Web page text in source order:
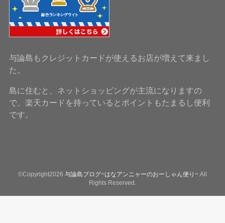
与論島もクレジットカードが使えるお店が増えて来まし
た。
島に住むと、ネットショッピングが主流になりますの
で、楽天カードを持っているとポイントもたまるし便利
です。
©Copyright2026 与論島ブログ~はなアンニャーのおーしゃん便り~ .All
Rights Reserved.